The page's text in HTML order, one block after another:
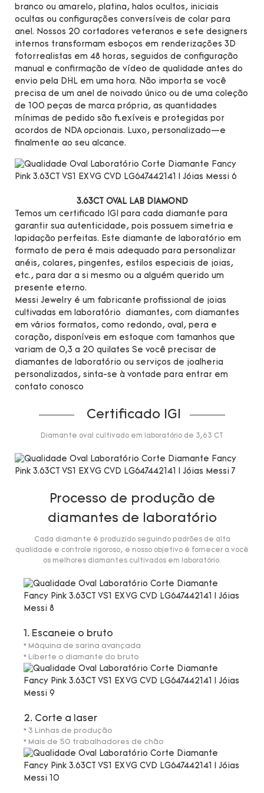
branco ou amarelo, platina, halos ocultos, iniciais
ocultas ou configurações conversíveis de colar para
anel. Nossos 20 cortadores veteranos e sete designers
internos transformam esboços em renderizações 3D
fotorrealistas em 48 horas, seguidos de configuração
manual e confirmação de vídeo de qualidade antes do
envio pela DHL em uma hora. Não importa se você
precisa de um anel de noivado único ou de uma coleção
de 100 peças de marca própria, as quantidades
mínimas de pedido são flexíveis e protegidas por
acordos de NDA opcionais. Luxo, personalizado—e
finalmente ao seu alcance.
3.63CT OVAL LAB DIAMOND
Temos um certificado IGI para cada diamante para
garantir sua autenticidade, pois possuem simetria e
lapidação perfeitas. Este diamante de laboratório em
formato de pera é mais adequado para personalizar
anéis, colares, pingentes, estilos especiais de joias,
etc., para dar a si mesmo ou a alguém querido um
presente eterno.
Messi Jewelry é um fabricante profissional de joias
cultivadas em laboratório diamantes, com diamantes
em vários formatos, como redondo, oval, pera e
coração, disponíveis em estoque com tamanhos que
variam de 0,3 a 20 quilates Se você precisar de
diamantes de laboratório ou serviços de joalheria
personalizados, sinta-se à vontade para entrar em
contato conosco
Certificado IGI
Diamante oval cultivado em laboratório de 3,63 CT
Processo de produção de
diamantes de laboratório
Cada diamante é produzido seguindo padrões de alta
qualidade e controle rigoroso, e nosso objetivo é fornecer a você
os melhores diamantes cultivados em laboratório.
1. Escaneie o bruto
* Máquina de sarina avançada
* Liberte o diamante do bruto
2. Corte a laser
* 3 Linhas de produção
* Mais de 50 trabalhadores de chão